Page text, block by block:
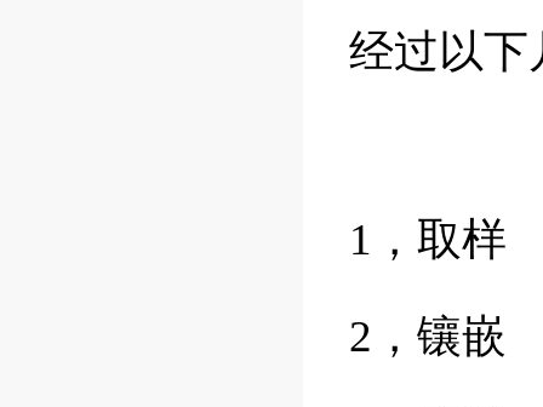
经过以下
1，取样
2，镶嵌